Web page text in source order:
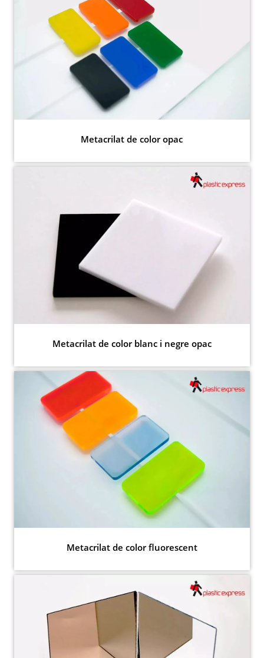
Metacrilat de color opac
Metacrilat de color blanc i negre opac
Metacrilat de color fluorescent